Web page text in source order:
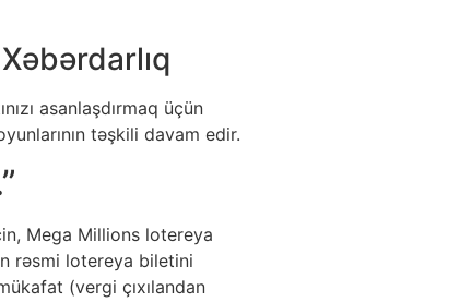
asanlaşdırmaq üçün
təşkili davam edir.
Mega Millions lotereya
rəsmi lotereya biletini
(vergi çıxılandan